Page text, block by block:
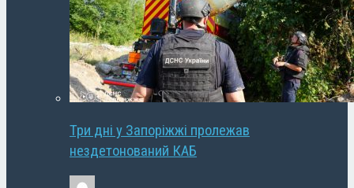
Три дні у Запоріжжі пролежав
нездетонований КАБ